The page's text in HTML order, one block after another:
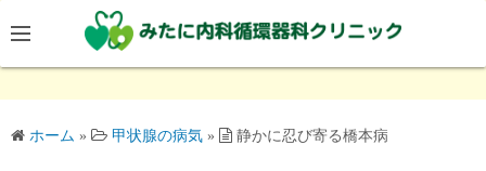
ン
テ
ン
ホーム » 甲状腺の病気 » 静かに忍び寄る橋本病